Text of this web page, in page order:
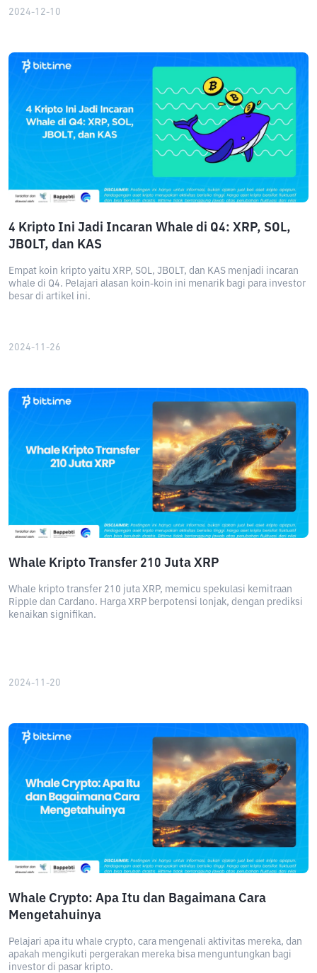
2024-12-10
4 Kripto Ini Jadi Incaran Whale di Q4: XRP, SOL,
JBOLT, dan KAS
Empat koin kripto yaitu XRP, SOL, JBOLT, dan KAS menjadi incaran
whale di Q4. Pelajari alasan koin-koin ini menarik bagi para investor
besar di artikel ini.
2024-11-26
Whale Kripto Transfer 210 Juta XRP
Whale kripto transfer 210 juta XRP, memicu spekulasi kemitraan
Ripple dan Cardano. Harga XRP berpotensi lonjak, dengan prediksi
kenaikan signifikan.
2024-11-20
Whale Crypto: Apa Itu dan Bagaimana Cara
Mengetahuinya
Pelajari apa itu whale crypto, cara mengenali aktivitas mereka, dan
apakah mengikuti pergerakan mereka bisa menguntungkan bagi
investor di pasar kripto.